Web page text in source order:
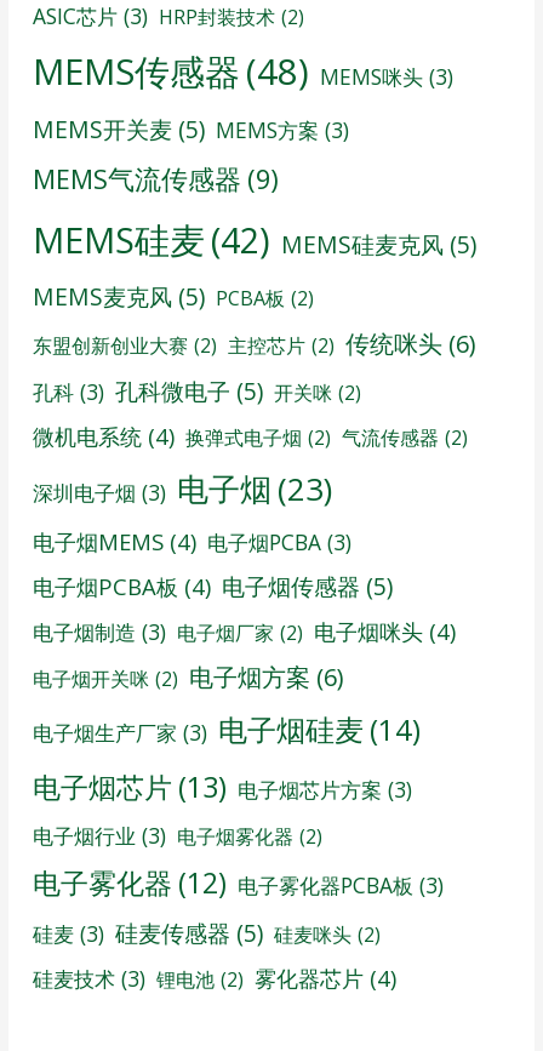
ASIC芯片 (3) HRP封装技术 (2)
MEMS传感器(48) MEMS咪头 (3)
MEMS开关麦 (5) MEMS方案 (3)
MEMS气流传感器 (9)
MEMS硅麦(42) MEMS硅麦克风 (5)
MEMS麦克风 (5) PCBA板 (2)
东盟创新创业大赛 (2) 主控芯片 (2) 传统咪头 (6)
孔科 (3) 孔科微电子 (5) 开关咪 (2)
微机电系统 (4) 换弹式电子烟 (2) 气流传感器 (2)
深圳电子烟 (3) 电子烟 (23)
电子烟MEMS (4) 电子烟PCBA (3)
电子烟PCBA板 (4) 电子烟传感器 (5)
电子烟制造 (3) 电子烟厂家 (2) 电子烟咪头 (4)
电子烟开关咪 (2) 电子烟方案 (6)
电子烟生产厂家 (3) 电子烟硅麦 (14)
电子烟芯片 (13) 电子烟芯片方案 (3)
电子烟行业 (3) 电子烟雾化器 (2)
电子雾化器 (12) 电子雾化器PCBA板 (3)
硅麦 (3) 硅麦传感器 (5) 硅麦咪头 (2)
硅麦技术 (3) 锂电池 (2) 雾化器芯片 (4)